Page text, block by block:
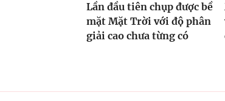
Lần đầu tiên chụp được bề
mặt Mặt Trời với độ phân
giải cao chưa từng có